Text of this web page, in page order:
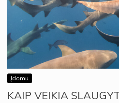
Įdomu
KAIP VEIKIA